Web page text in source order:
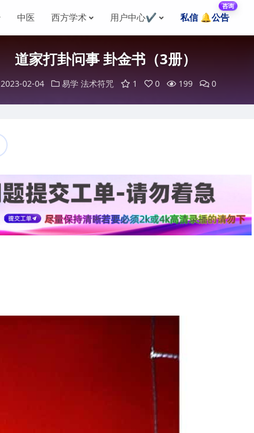
中医 西方学术 用户中心✔️ 私信 🔔公告
咨询
道家打卦问事 卦金书（3册）
2023-02-04 易学 法术符咒 1 0 199 0